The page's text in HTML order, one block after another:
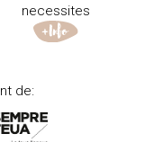
necessites
de: